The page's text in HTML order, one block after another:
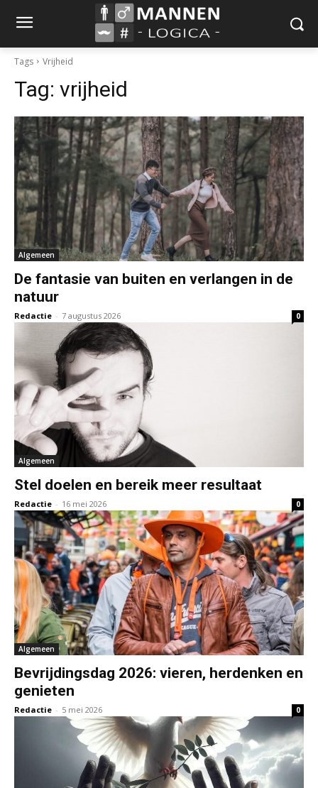
Tags Vrijheid
Tag: vrijheid
Algemeen
De fantasie van buiten en verlangen in de
natuur
Redactie - 7 augustus 2026 0
Algemeen
Stel doelen en bereik meer resultaat
Redactie - 16 mei 2026 0
Algemeen
Bevrijdingsdag 2026: vieren, herdenken en
genieten
Redactie - 5 mei 2026 0